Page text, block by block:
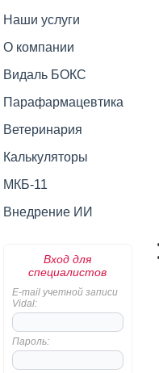
Наши услуги
О компании
Видаль БОКС
Парафармацевтика
Ветеринария
Калькуляторы
МКБ-11
Внедрение ИИ
Вход для
специалистов
E-mail учетной записи
Vidal:
Пароль: